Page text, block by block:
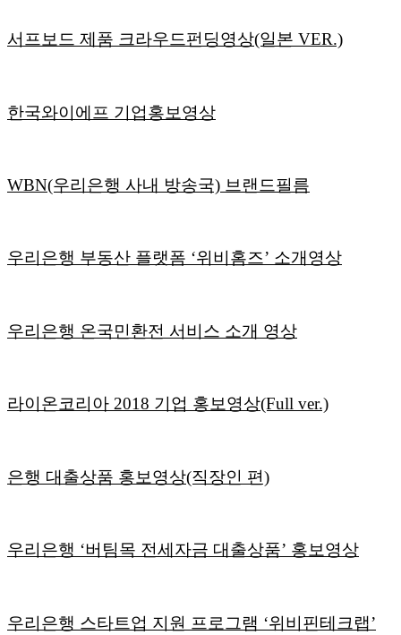
서프보드 제품 크라우드펀딩영상(일본 VER.)
한국와이에프 기업홍보영상
WBN(우리은행 사내 방송국) 브랜드필름
우리은행 부동산 플랫폼 ‘위비홈즈’ 소개영상
우리은행 온국민환전 서비스 소개 영상
라이온코리아 2018 기업 홍보영상(Full ver.)
은행 대출상품 홍보영상(직장인 편)
우리은행 ‘버팀목 전세자금 대출상품’ 홍보영상
우리은행 스타트업 지원 프로그램 ‘위비핀테크랩’